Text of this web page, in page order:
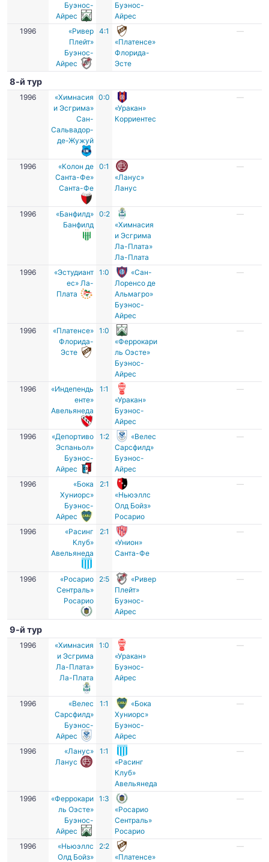
Буэнос-
Айрес
Буэнос-
Айрес
1996
«Ривер
Плейт»
Буэнос-
Айрес
4:1
«Платенсе»
Флорида-
Эсте
—
8-й тур
1996
«Химнасия
и Эсгрима»
Сан-
Сальвадор-
де-Жужуй
0:0
«Уракан»
Корриентес
—
1996
«Колон де
Санта-Фе»
Санта-Фе
0:1
«Ланус»
Ланус
—
1996
«Банфилд»
Банфилд
0:2
«Химнасия
и Эсгрима
Ла-Плата»
Ла-Плата
—
1996
«Эстудиант
ес» Ла-
Плата
1:0
«Сан-
Лоренсо де
Альмагро»
Буэнос-
Айрес
—
1996
«Платенсе»
Флорида-
Эсте
1:0
«Феррокари
ль Оэсте»
Буэнос-
Айрес
—
1996
«Индепендь
енте»
Авельянеда
1:1
«Уракан»
Буэнос-
Айрес
—
1996
«Депортиво
Эспаньол»
Буэнос-
Айрес
1:2
«Велес
Сарсфилд»
Буэнос-
Айрес
—
1996
«Бока
Хуниорс»
Буэнос-
Айрес
2:1
«Ньюэллс
Олд Бойз»
Росарио
—
1996
«Расинг
Клуб»
Авельянеда
2:1
«Унион»
Санта-Фе
—
1996
«Росарио
Сентраль»
Росарио
2:5
«Ривер
Плейт»
Буэнос-
Айрес
—
9-й тур
1996
«Химнасия
и Эсгрима
Ла-Плата»
Ла-Плата
1:0
«Уракан»
Буэнос-
Айрес
—
1996
«Велес
Сарсфилд»
Буэнос-
Айрес
1:1
«Бока
Хуниорс»
Буэнос-
Айрес
—
1996
«Ланус»
Ланус
1:1
«Расинг
Клуб»
Авельянеда
—
1996
«Феррокари
ль Оэсте»
Буэнос-
Айрес
1:3
«Росарио
Сентраль»
Росарио
—
1996
«Ньюэллс
Олд Бойз»
2:2
«Платенсе»
—